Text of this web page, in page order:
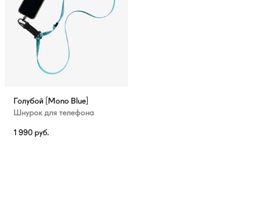
Голубой [Mono Blue]
Шнурок для телефона
1 990 руб.